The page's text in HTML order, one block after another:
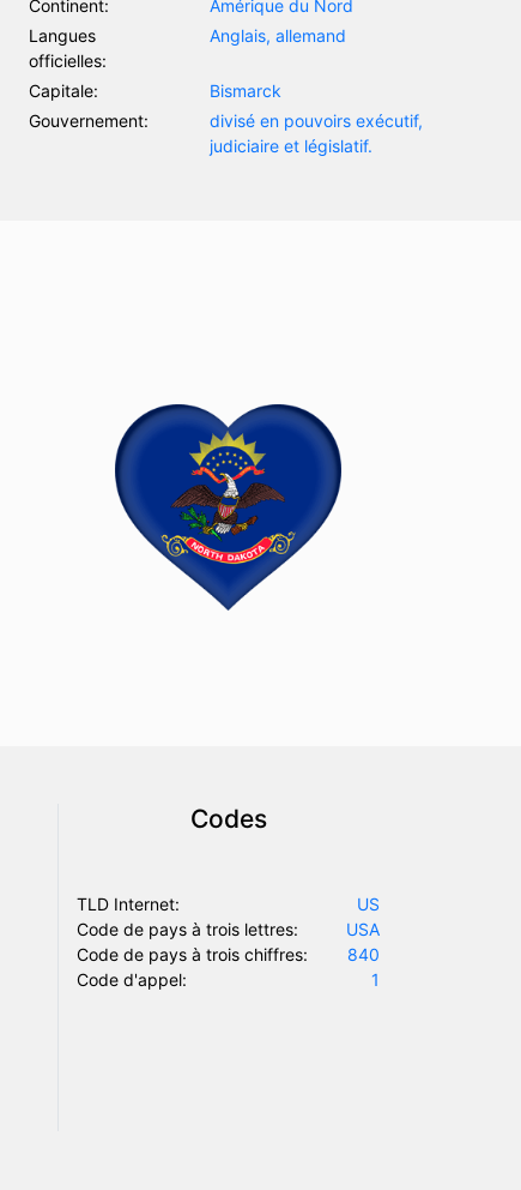
Continent:
Amérique du Nord
Langues
officielles:
Anglais, allemand
Capitale:
Bismarck
Gouvernement:
divisé en pouvoirs exécutif,
judiciaire et législatif.
Codes
TLD Internet:
US
Code de pays à trois lettres:
USA
Code de pays à trois chiffres:
840
Code d'appel:
1